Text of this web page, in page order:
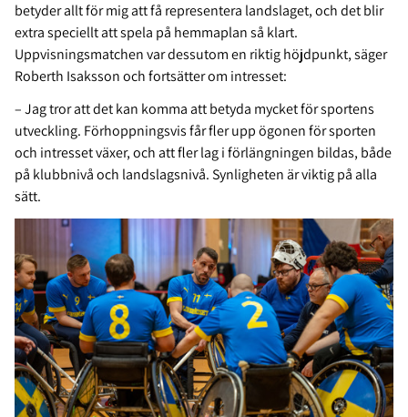
betyder allt för mig att få representera landslaget, och det blir
extra speciellt att spela på hemmaplan så klart.
Uppvisningsmatchen var dessutom en riktig höjdpunkt, säger
Roberth Isaksson och fortsätter om intresset:
– Jag tror att det kan komma att betyda mycket för sportens
utveckling. Förhoppningsvis får fler upp ögonen för sporten
och intresset växer, och att fler lag i förlängningen bildas, både
på klubbnivå och landslagsnivå. Synligheten är viktig på alla
sätt.